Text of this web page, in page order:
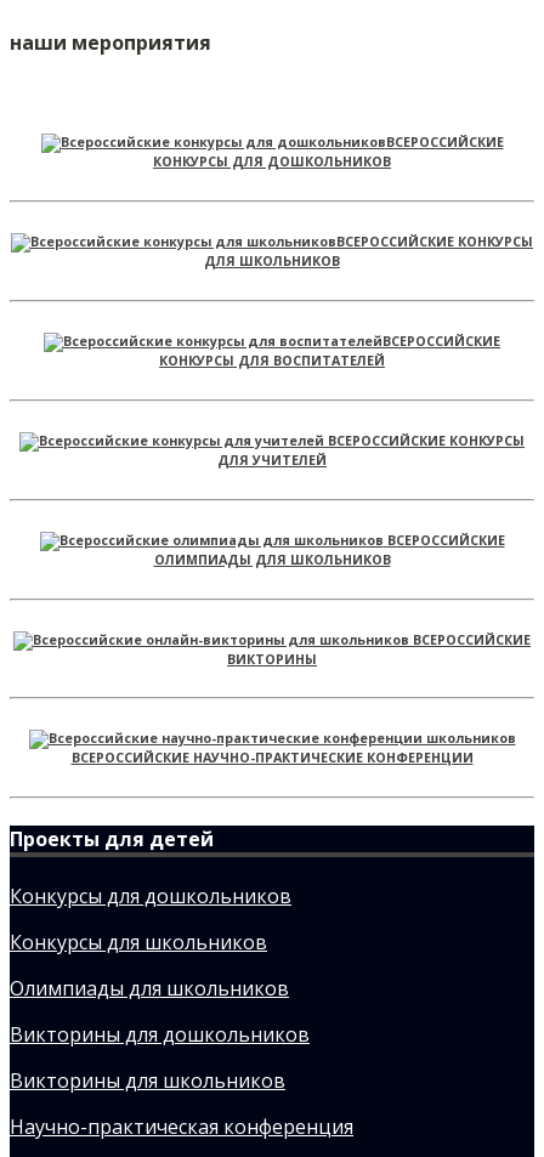
наши мероприятия
ВСЕРОССИЙСКИЕ
КОНКУРСЫ ДЛЯ ДОШКОЛЬНИКОВ
ВСЕРОССИЙСКИЕ КОНКУРСЫ
ДЛЯ ШКОЛЬНИКОВ
ВСЕРОССИЙСКИЕ
КОНКУРСЫ ДЛЯ ВОСПИТАТЕЛЕЙ
ВСЕРОССИЙСКИЕ КОНКУРСЫ
ДЛЯ УЧИТЕЛЕЙ
ВСЕРОССИЙСКИЕ
ОЛИМПИАДЫ ДЛЯ ШКОЛЬНИКОВ
ВСЕРОССИЙСКИЕ
ВИКТОРИНЫ
ВСЕРОССИЙСКИЕ НАУЧНО-ПРАКТИЧЕСКИЕ КОНФЕРЕНЦИИ
Проекты для детей
Конкурсы для дошкольников
Конкурсы для школьников
Олимпиады для школьников
Викторины для дошкольников
Викторины для школьников
Научно-практическая конференция